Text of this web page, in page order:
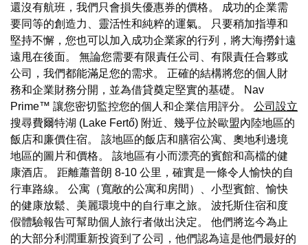
還沒有航班，我們只會損失優惠券的價格。 成功的企業需
要同等的創造力、靈活性和純粹的運氣。 只要稍加指導和
堅持不懈，您也可以加入成功企業家的行列，將大海撈針遠
遠甩在後面。 無論您需要有限責任公司、有限責任合夥或
公司，我們都能滿足您的需求。 正確的結構將您的個人財
務和企業財務分開，並為借貸奠定堅實的基礎。 Nav
Prime™ 讓您密切監控您的個人和企業信用評分。 公司設立
搜尋費爾特湖 (Lake Fertő) 附近、幾乎位於歐盟內陸地區的
飯店和廉價住宿。 該地區的飯店和膳宿公寓、奧地利邊境
地區的圖片和價格。 該地區有小而漂亮的賓館和高檔的健
康酒店。 距離蕭普朗 8-10 公里，確實是一條令人愉快的自
行車路線。 公寓（寬敞的公寓和房間）、小型賓館、愉快
的健康放鬆、美麗環境中的自行車之旅。 波托斯住宿和度
假體驗報告可幫助個人旅行者做出決定。 他們將迄今為止
的大部分利潤重新投資到了公司，他們認為這是他們最好的